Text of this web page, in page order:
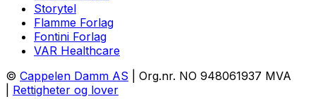
Storytel
Flamme Forlag
Fontini Forlag
VAR Healthcare
© Cappelen Damm AS | Org.nr. NO 948061937 MVA
Rettigheter og lover